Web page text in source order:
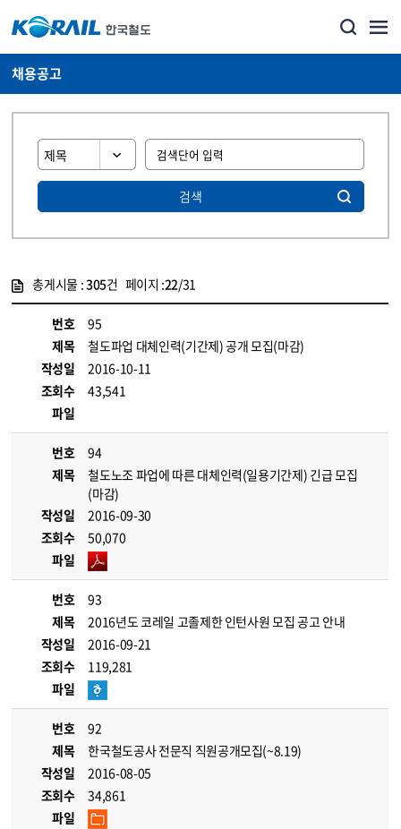
채용공고
검색
총게시물 :305건 페이지 :22/31
번호
95
제목
철도파업 대체인력(기간제) 공개 모집(마감)
작성일
2016-10-11
조회수
43,541
파일
번호
94
제목
철도노조 파업에 따른 대체인력(일용기간제) 긴급 모집
(마감)
작성일
2016-09-30
조회수
50,070
파일
번호
93
제목
2016년도 코레일 고졸제한 인턴사원 모집 공고 안내
작성일
2016-09-21
조회수
119,281
파일
번호
92
제목
한국철도공사 전문직 직원공개모집(~8.19)
작성일
2016-08-05
조회수
34,861
파일